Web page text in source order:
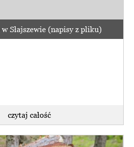
Słajszewie (napisy z pliku)
czytaj całość